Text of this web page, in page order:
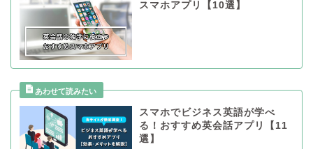
スマホアプリ【10選】
スマホでビジネス英語が学べ
る！おすすめ英会話アプリ【11
選】